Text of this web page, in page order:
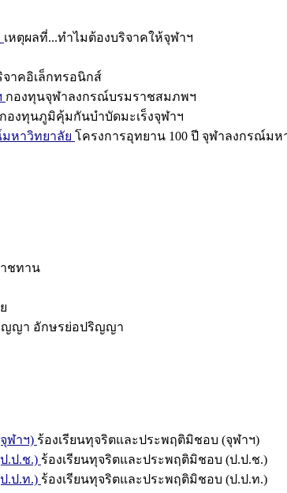
เหตุผลที่...ทำไมต้องบริจาคให้จุฬาฯ
จาคอิเล็กทรอนิกส์
กองทุนจุฬาลงกรณ์บรมราชสมภพฯ
กองทุนภูมิคุ้มกันบำบัดมะเร็งจุฬาฯ
หาวิทยาลัย โครงการอุทยาน 100 ปี จุฬาลงกรณ์มห
าชทาน
ญญา อักษรย่อปริญญา
ฬาฯ) ร้องเรียนทุจริตและประพฤติมิชอบ (จุฬาฯ)
.ป.ช.) ร้องเรียนทุจริตและประพฤติมิชอบ (ป.ป.ช.)
.ป.ท.) ร้องเรียนทุจริตและประพฤติมิชอบ (ป.ป.ท.)